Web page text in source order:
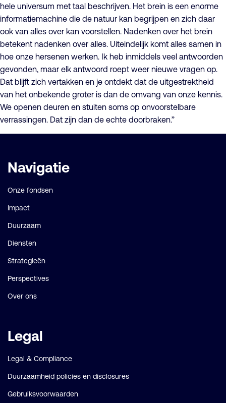
hele universum met taal beschrijven. Het brein is een enorme
informatiemachine die de natuur kan begrijpen en zich daar
ook van alles over kan voorstellen. Nadenken over het brein
betekent nadenken over alles. Uiteindelijk komt alles samen in
hoe onze hersenen werken. Ik heb inmiddels veel antwoorden
gevonden, maar elk antwoord roept weer nieuwe vragen op.
Dat blijft zich vertakken en je ontdekt dat de uitgestrektheid
van het onbekende groter is dan de omvang van onze kennis.
We openen deuren en stuiten soms op onvoorstelbare
verrassingen. Dat zijn dan de echte doorbraken.”
Belangrijke
links
Navigatie
Onze fondsen
Impact
Duurzaam
Diensten
Strategieën
Perspectives
Over ons
Legal
Legal & Compliance
Duurzaamheid policies en disclosures
Gebruiksvoorwaarden